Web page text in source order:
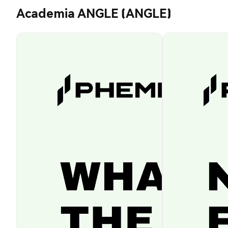
Academia ANGLE (ANGLE)